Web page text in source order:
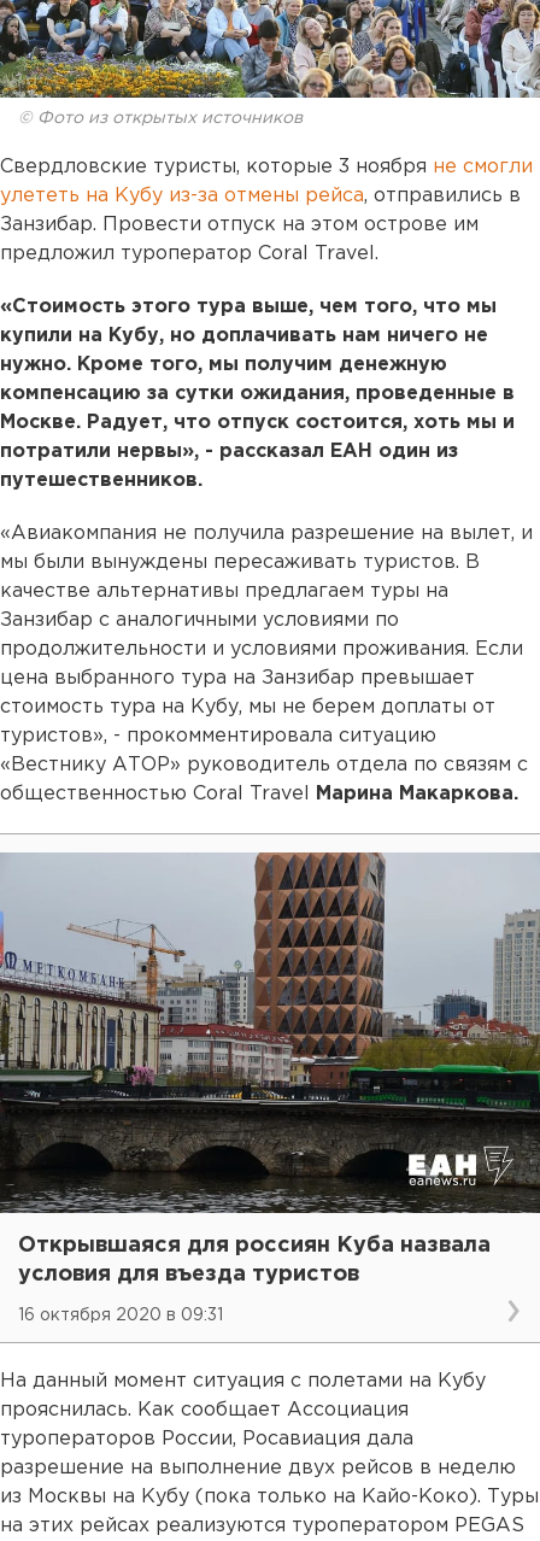
© Фото из открытых источников
Свердловские туристы, которые 3 ноября не смогли
улететь на Кубу из-за отмены рейса, отправились в
Занзибар. Провести отпуск на этом острове им
предложил туроператор Coral Travel.
«Стоимость этого тура выше, чем того, что мы
купили на Кубу, но доплачивать нам ничего не
нужно. Кроме того, мы получим денежную
компенсацию за сутки ожидания, проведенные в
Москве. Радует, что отпуск состоится, хоть мы и
потратили нервы», - рассказал ЕАН один из
путешественников.
«Авиакомпания не получила разрешение на вылет, и
мы были вынуждены пересаживать туристов. В
качестве альтернативы предлагаем туры на
Занзибар с аналогичными условиями по
продолжительности и условиями проживания. Если
цена выбранного тура на Занзибар превышает
стоимость тура на Кубу, мы не берем доплаты от
туристов», - прокомментировала ситуацию
«Вестнику АТОР» руководитель отдела по связям с
общественностью Coral Travel
Марина Макаркова.
Открывшаяся для россиян Куба назвала
условия для въезда туристов
16 октября 2020 в 09:31
На данный момент ситуация с полетами на Кубу
прояснилась. Как сообщает Ассоциация
туроператоров России, Росавиация дала
разрешение на выполнение двух рейсов в неделю
из Москвы на Кубу (пока только на Кайо-Коко). Туры
на этих рейсах реализуются туроператором PEGAS